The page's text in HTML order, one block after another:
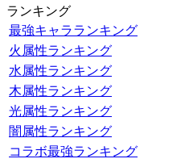
ランキング
最強キャラランキング
火属性ランキング
水属性ランキング
木属性ランキング
光属性ランキング
闇属性ランキング
コラボ最強ランキング